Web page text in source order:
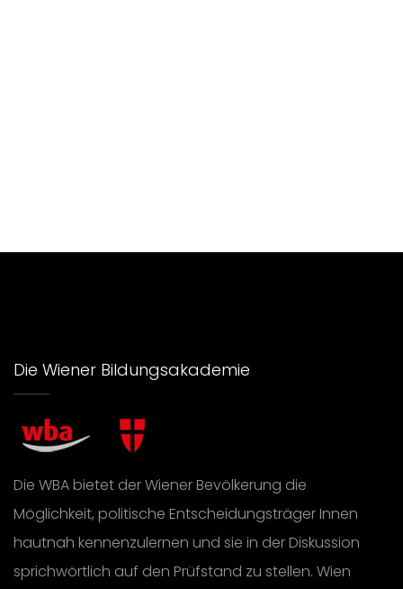
Die Wiener Bildungsakademie
Die WBA bietet der Wiener Bevölkerung die
Möglichkeit, politische Entscheidungsträger Innen
hautnah kennenzulernen und sie in der Diskussion
sprichwörtlich auf den Prüfstand zu stellen. Wien